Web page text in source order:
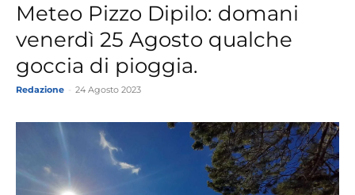
Meteo Pizzo Dipilo: domani
venerdì 25 Agosto qualche
goccia di pioggia.
Redazione 24 Agosto 2023